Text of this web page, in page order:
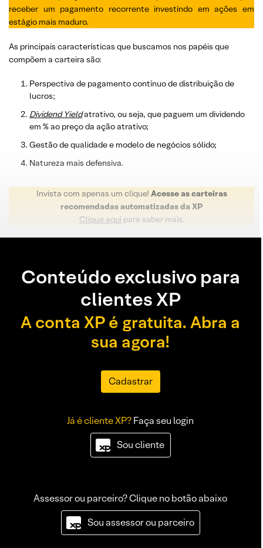
receber um pagamento recorrente investindo em ações em
estágio mais maduro.
As principais características que buscamos nos papéis que
compõem a carteira são:
Perspectiva de pagamento contínuo de distribuição de
lucros;
Dividend Yieldatrativo, ou seja, que paguem um dividendo
em % ao preço da ação atrativo;
Gestão de qualidade e modelo de negócios sólido;
Natureza mais defensiva.
Invista com apenas um clique! Acesse as carteiras
recomendadas automatizadas da XP
Clique aqui para saber mais.
Conteúdo exclusivo para
clientes XP
A conta XP é gratuita. Abra a
sua agora!
Cadastrar
Já é cliente XP?Faça seu login
Sou cliente
Assessor ou parceiro? Clique no botão abaixo
Sou assessor ou parceiro